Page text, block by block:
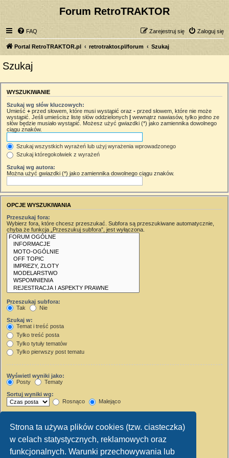
Strona ta używa plików cookies (tzw. ciasteczka)
w celach statystycznych, reklamowych oraz
funkcjonalnych. Warunki przechowywania lub
Forum RetroTRAKTOR
FAQ Zaloguj się
Zarejestruj się
Portal RetroTRAKTOR.pl retrotraktor.pl/forum Szukaj
Szukaj
WYSZUKIWANIE
Szukaj wg słów kluczowych:
Umieść + przed słowem, które musi wystąpić oraz - przed słowem, które nie może
wystąpić. Jeśli umieścisz listę słów oddzielonych | wewnątrz nawiasów, tylko jedno ze
słów będzie musiało wystąpić. Możesz użyć gwiazdki (*) jako zamiennika dowolnego
ciągu znaków.
Szukaj wszystkich wyrażeń lub użyj wyrażenia wprowadzonego
Szukaj któregokolwiek z wyrażeń
Szukaj wg autora:
Można użyć gwiazdki (*) jako zamiennika dowolnego ciągu znaków.
OPCJE WYSZUKIWANIA
Przeszukaj fora:
Wybierz fora, które chcesz przeszukać. Subfora są przeszukiwane automatycznie,
chyba że funkcja „Przeszukuj subfora”, jest wyłączona.
Przeszukaj subfora:
Tak
Nie
Szukaj w:
Temat i treść posta
Tylko treść posta
Tylko tytuły tematów
Tylko pierwszy post tematu
Wyświetl wyniki jako:
Posty
Tematy
Sortuj wyniki wg:
Rosnąco
Malejąco
Wyświetl pierwsze:
Ustaw 0, aby wyświetlić cały post.
znaków w poście